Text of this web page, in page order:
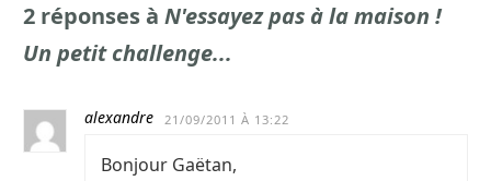
2 réponses à N'essayez pas à la maison !
Un petit challenge...
alexandre 21/09/2011 À 13:22
Bonjour Gaëtan,